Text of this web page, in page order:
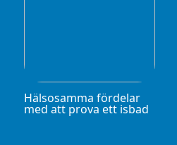
Hälsosamma fördelar
med att prova ett isbad